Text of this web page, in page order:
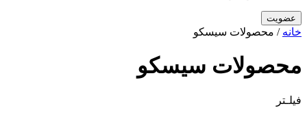
خانه / محصولات سیسکو
محصولات سیسکو
فیلـتر